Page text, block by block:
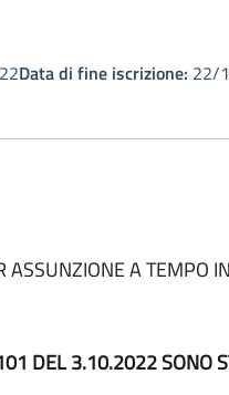
Data di fine iscrizione: 22/
ASSUNZIONE A TEMPO
DEL 3.10.2022 SONO